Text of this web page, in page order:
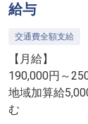
給与
交通費全額支給
【月給】
190,000円～
地域加算給
む